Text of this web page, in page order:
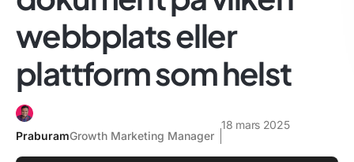
webbplats eller
plattform som helst
PraburamGrowth Marketing Manager
18 mars 2025